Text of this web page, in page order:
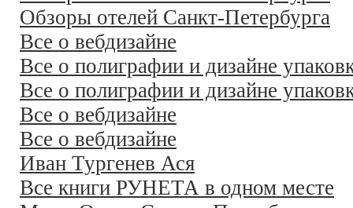
Обзоры отелей Санкт-Петербурга
Все о вебдизайне
Все о полиграфии и дизайне
Все о полиграфии и дизайне
Все о вебдизайне
Все о вебдизайне
Иван Тургенев Ася
Все книги РУНЕТА в одном месте